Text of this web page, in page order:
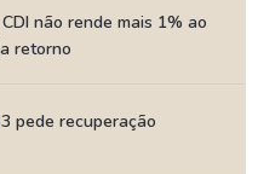
não rende mais 1% ao
retorno
pede recuperação